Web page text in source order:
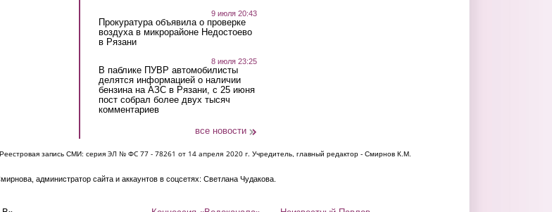
9 июля 20:43
Прокуратура объявила о проверке
воздуха в микрорайоне Недостоево
в Рязани
8 июля 23:25
В паблике ПУВР автомобилисты
делятся информацией о наличии
бензина на АЗС в Рязани, с 25 июня
пост собрал более двух тысяч
комментариев
все новости
запись СМИ: серия ЭЛ № ФС 77 - 78261 от 14 апреля 2020 г. Учредитель, главный редактор - Смирнов К.М.
администратор сайта и аккаунтов в соцсетях: Светлана Чудакова.